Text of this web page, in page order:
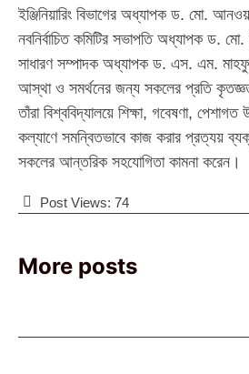
ইঞ্জিনিয়ারিং বিভাগের অধ্যাপক ড. মো.
নবনির্বাচিত কমিটির সভাপতি অধ্যাপক ড.
সাধারণ সম্পাদক অধ্যাপক ড. এস. এম.
আস্থা ও সমর্থনের জন্য সকলের প্রতি
তাঁরা বিশ্ববিদ্যালয়ে শিক্ষা, গবেষণা, পেশাগত
কল্যাণে সমন্বিতভাবে কাজ করার প্রত্যয়
সকলের আন্তরিক সহযোগিতা কামনা করেন।
Post Views: 74
More posts